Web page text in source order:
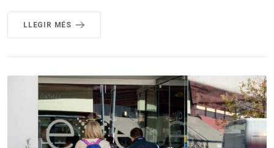
LLEGIR MÉS